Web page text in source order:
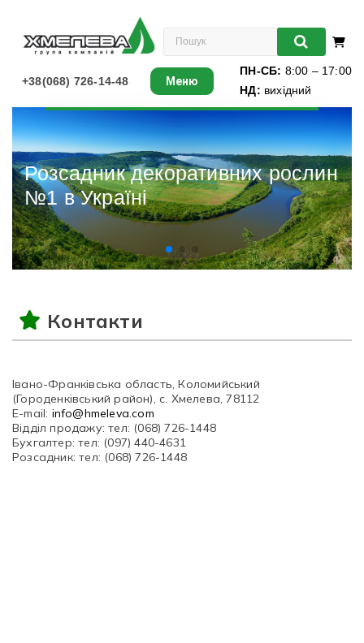
+38(068) 726-14-48
ПН-СБ: 8:00 – 17:00
НД: вихідний
Меню
Листяні
Хвойні
Ліани
Багаторічники
Рубрикатор рослин
Інформація
Розсадник декоративних рослин
№1 в Україні
Контакти
Івано-Франківська область, Коломийський
(Городенківський район), с. Хмелева, 78112
E-mail: info@hmeleva.com
Відділ продажу: тел: (068) 726-1448
Бухгалтер: тел: (097) 440-4631
Розсадник: тел: (068) 726-1448